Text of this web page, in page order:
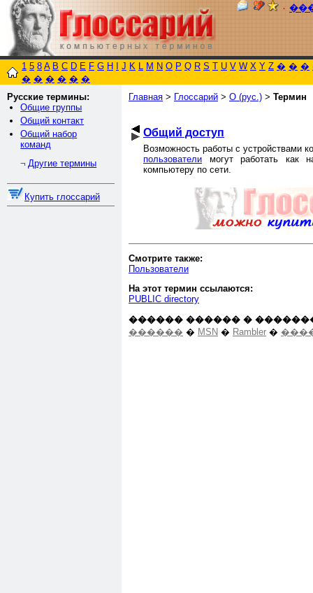
٠
1 5 8 A B C D E F G H J K L M N O P Q R S T U V W X Y Z � � �
� � � � � �
Русские термины:
Общие группы
Общий контакт
Общий набор
команд
¬ Другие термины
Купить глоссарий
Главная > Глоссарий > О (рус.) > Термин
Общий доступ
Возможность работы с устройствами
пользователи могут работать как
компьютеру по сети.
Смотрите также:
Пользователи
На этот термин ссылаются:
PUBLIC directory
������ ������ �
������ � MSN � Rambler �